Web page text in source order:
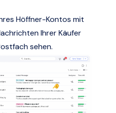
Höffner-Kontos mit
Ihrer Käufer
sehen.